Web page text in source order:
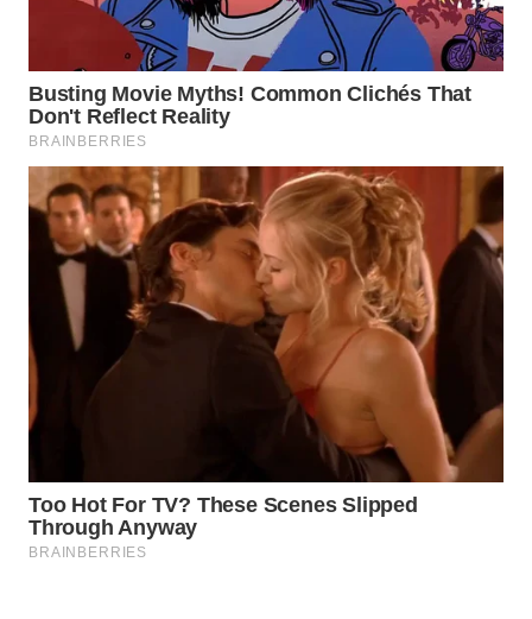
LISTRIK
WAHANA
TRAVEL
WAHANA
TV
WAHANANEWS
WAHANANEWS
CO ID
WAHANA
SPORT